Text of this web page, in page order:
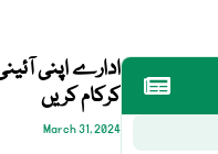
ادارے اپنی
کرکام کریں
March 31, 2024